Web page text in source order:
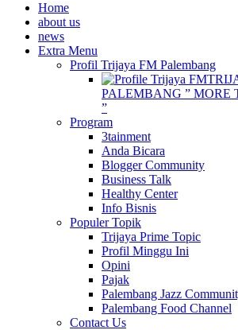
Home
about us
news
Extra Menu
Profil Trijaya FM Palembang
PALEMBANG ” MORE
”
Program
3tainment
Anda Bicara
Blogger Community
Business Talk
Healthy Center
Info Bisnis
Populer Topik
Trijaya Prime Topic
Profil Minggu Ini
Opini
Pajak
Palembang Jazz
Palembang Food Channel
Contact Us